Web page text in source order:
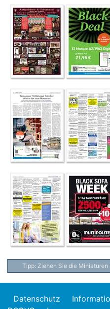
Tipp: Ziehen Sie die
Datenschutz